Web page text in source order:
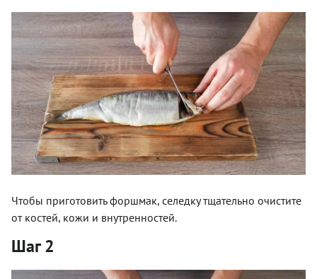
Чтобы приготовить форшмак, селедку тщательно очистите
от костей, кожи и внутренностей.
Шаг 2